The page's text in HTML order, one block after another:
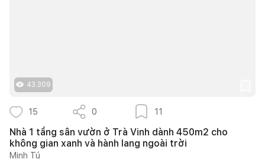
43.309
15 0 11
Nhà 1 tầng sân vườn ở Trà Vinh dành 450m2 cho
không gian xanh và hành lang ngoài trời
Minh Tú